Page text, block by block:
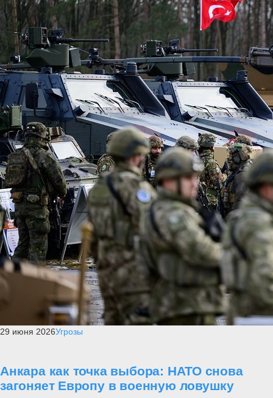
29 июня 2026Угрозы
Анкара как точка выбора: НАТО снова
загоняет Европу в военную ловушку